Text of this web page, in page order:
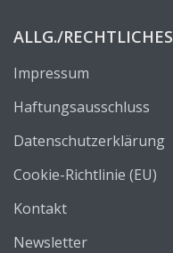
ALLG./RECHTLICHES
Impressum
Haftungsausschluss
Datenschutzerklärung
Cookie-Richtlinie (EU)
Kontakt
Newsletter